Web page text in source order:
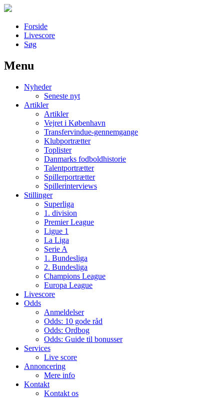
Forside
Livescore
Søg
Наши партнеры
лучшие займы
Menu
Nyheder
Seneste nyt
Artikler
Artikler
Vejret i København
Transfervindue-gennemgange
Klubportrætter
Toplister
Danmarks fodboldhistorie
Talentportrætter
Spillerportrætter
Spillerinterviews
Stillinger
Superliga
1. division
Premier League
Ligue 1
La Liga
Serie A
1. Bundesliga
2. Bundesliga
Champions League
Europa League
Livescore
Odds
Anmeldelser
Odds: 10 gode råd
Odds: Ordbog
Odds: Guide til bonusser
Services
Live score
Annoncering
Mere info
Kontakt
Kontakt os